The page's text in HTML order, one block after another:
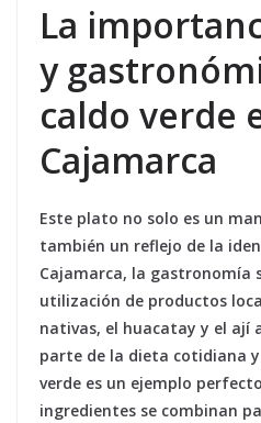
La
y
caldo verde
Cajamarca
Este plato no solo es un
también un reflejo de la
Cajamarca, la gastronomía
utilización de productos
nativas, el huacatay y el ají
parte de la dieta cotidiana
verde es un ejemplo
ingredientes se combinan